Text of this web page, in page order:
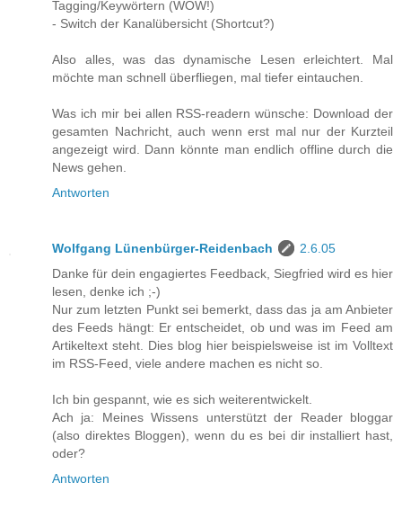
Tagging/Keywörtern (WOW!)
- Switch der Kanalübersicht (Shortcut?)
Also alles, was das dynamische Lesen erleichtert. Mal
möchte man schnell überfliegen, mal tiefer eintauchen.
Was ich mir bei allen RSS-readern wünsche: Download der
gesamten Nachricht, auch wenn erst mal nur der Kurzteil
angezeigt wird. Dann könnte man endlich offline durch die
News gehen.
Antworten
Wolfgang Lünenbürger-Reidenbach
2.6.05
Danke für dein engagiertes Feedback, Siegfried wird es hier
lesen, denke ich ;-)
Nur zum letzten Punkt sei bemerkt, dass das ja am Anbieter
des Feeds hängt: Er entscheidet, ob und was im Feed am
Artikeltext steht. Dies blog hier beispielsweise ist im Volltext
im RSS-Feed, viele andere machen es nicht so.
Ich bin gespannt, wie es sich weiterentwickelt.
Ach ja: Meines Wissens unterstützt der Reader bloggar
(also direktes Bloggen), wenn du es bei dir installiert hast,
oder?
Antworten